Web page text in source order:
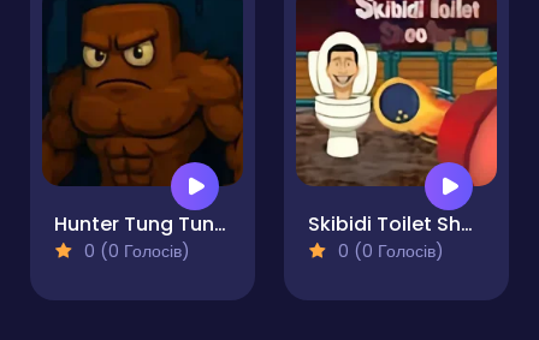
Hunter Tung Tung Sahur
0 (0 Голосів)
Skibidi Toilet Shooter
0 (0 Голосів)